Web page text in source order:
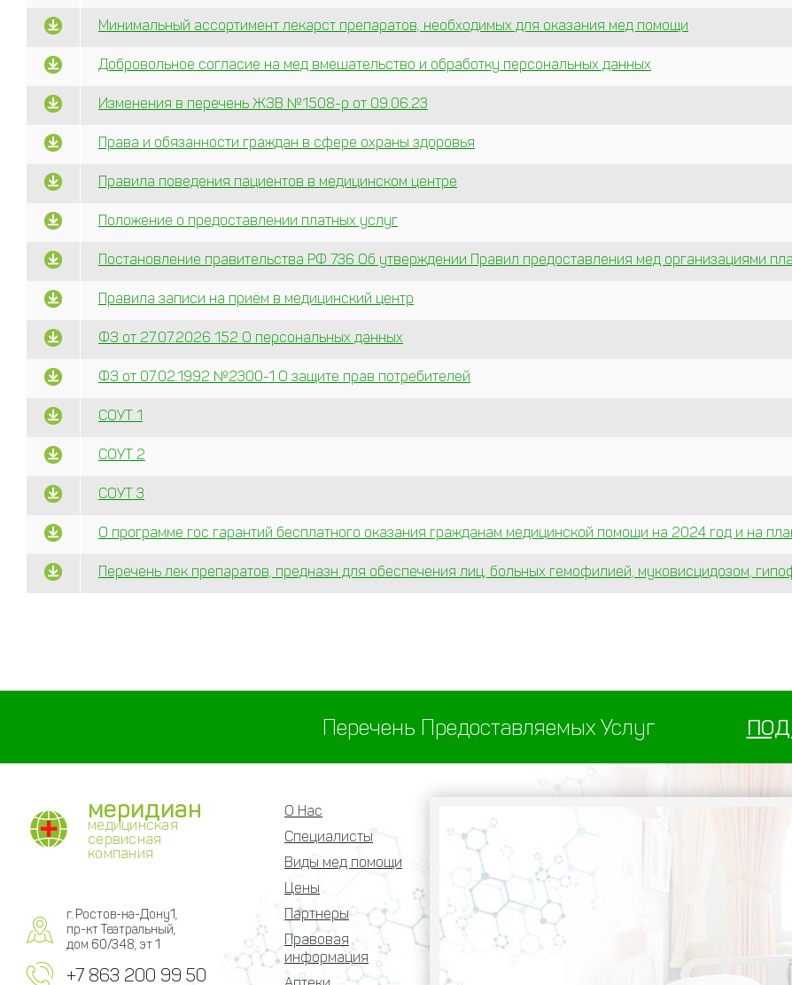
Минимальный ассортимент лекарст препаратов, необходимых для оказания мед помощи
Добровольное согласие на мед вмешательство и обработку персональных данных
Изменения в перечень ЖЗВ №1508-р от 09.06.23
Права и обязанности граждан в сфере охраны здоровья
Правила поведения пациентов в медицинском центре
Положение о предоставлении платных услуг
Постановление правительства РФ 736 Об утверждении Правил предоставления мед организациями
Правила записи на приём в медицинский центр
ФЗ от 27.07.2026 152 О персональных данных
ФЗ от 07.02.1992 №2300-1 О защите прав потребителей
СОУТ 1
СОУТ 2
СОУТ 3
О программе гос гарантий бесплатного оказания гражданам медицинской помощи на 2024 год и на
Перечень лек препаратов, предназн для обеспечения лиц, больных гемофилией, муковисцидозом,
Перечень Предоставляемых Услуг
меридиан
медицинская
сервисная
компания
г. Ростов-на-Дону1,
пр-кт Театральный,
дом 60/348, эт 1
+7 863 200 99 50
О Нас
Специалисты
Виды мед помощи
Цены
Партнеры
Правовая
информация